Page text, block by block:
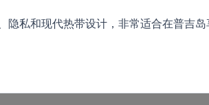
隐私和现代热带设计，非常适合在普吉